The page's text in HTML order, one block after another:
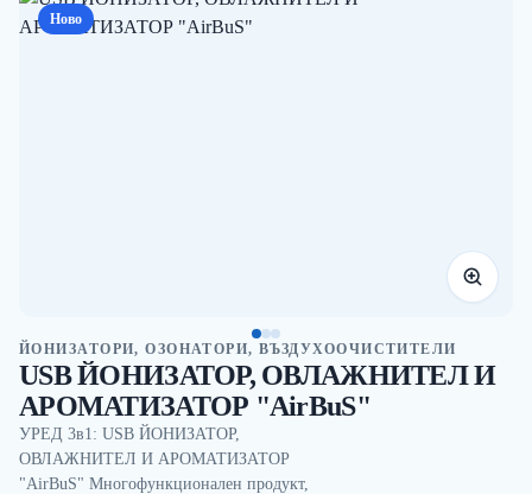
Ново
ЙОНИЗАТОРИ, ОЗОНАТОРИ, ВЪЗДУХООЧИСТИТЕЛИ
USB ЙОНИЗАТОР, ОВЛАЖНИТЕЛ И
АРОМАТИЗАТОР "AirBuS"
УРЕД 3в1: USB ЙОНИЗАТОР,
ОВЛАЖНИТЕЛ И АРОМАТИЗАТОР
"AirBuS" Многофункционален продукт,